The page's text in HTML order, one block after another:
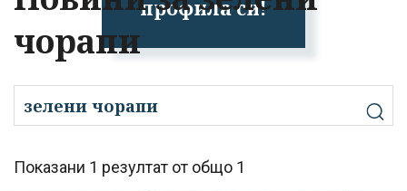
профила си!
чорапи
Показани 1 резултат от общо 1